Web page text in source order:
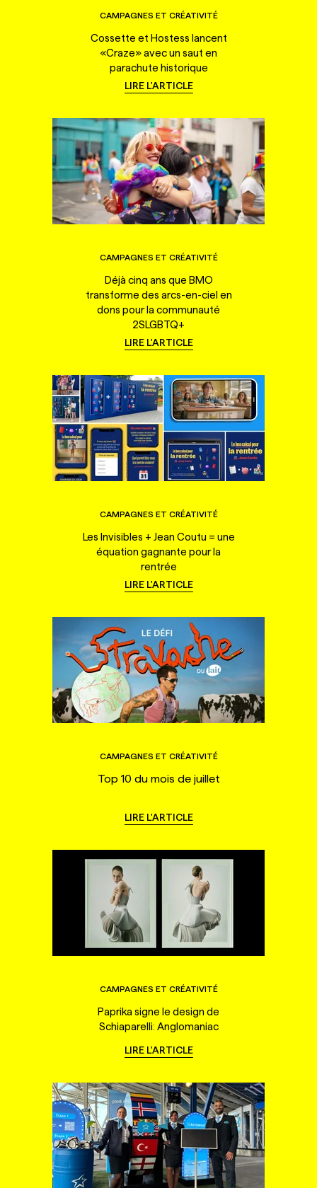
CAMPAGNES ET CRÉATIVITÉ
Cossette et Hostess lancent
«Craze» avec un saut en
parachute historique
LIRE L'ARTICLE
CAMPAGNES ET CRÉATIVITÉ
Déjà cinq ans que BMO
transforme des arcs-en-ciel en
dons pour la communauté
2SLGBTQ+
LIRE L'ARTICLE
CAMPAGNES ET CRÉATIVITÉ
Les Invisibles + Jean Coutu = une
équation gagnante pour la
rentrée
LIRE L'ARTICLE
CAMPAGNES ET CRÉATIVITÉ
Top 10 du mois de juillet
LIRE L'ARTICLE
CAMPAGNES ET CRÉATIVITÉ
Paprika signe le design de
Schiaparelli: Anglomaniac
LIRE L'ARTICLE